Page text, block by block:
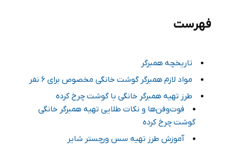
فهرست
تاریخچه همبرگر
مواد لازم همبرگر گوشت خانگی مخصوص برای 6 نفر
طرز تهیه همبرگر خانگی با گوشت چرخ کرده
فوت‌وفن‌ها و نکات طلایی تهیه همبرگر خانگی
گوشت چرخ کرده
آموزش طرز تهیه سس ورچستر شایر